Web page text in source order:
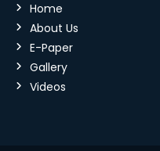
Home
About Us
E-Paper
Gallery
Videos